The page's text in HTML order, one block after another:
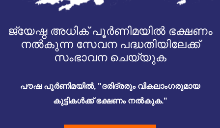
ജ്യേഷ്ഠ അധിക് പൂർണിമയിൽ ഭക്ഷണം
നൽകുന്ന സേവന പദ്ധതിയിലേക്ക്
സംഭാവന ചെയ്യുക
പൗഷ പൂർണിമയിൽ, "ദരിദ്രരും വികലാംഗരുമായ
കുട്ടികൾക്ക് ഭക്ഷണം നൽകുക."